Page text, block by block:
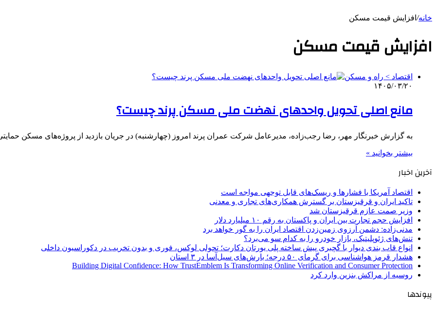
خانه/ افزایش قیمت مسکن
افزایش قیمت مسکن
اقتصاد > راه و مسکن
۱۴۰۵/۰۳/۲۰
مانع اصلی تحویل واحدهای نهضت ملی مسکن پرند چیست؟
به گزارش خبرنگار مهر، رضا رجب‌زاده، مدیرعامل شرکت عمران پرند امروز (چهارشنبه) در جریان بازدید از پروژه‌های مسکن
بیشتر بخوانید »
آخرین اخبار
اقتصاد آمریکا با فشارها و ریسک‌های قابل توجهی مواجه است
تاکید ایران و قرقیزستان بر گسترش همکاری‌های تجاری و معدنی
وزیر صمت عازم قرقیزستان شد
افزایش حجم تجارت بین ایران و پاکستان به رقم ۱۰ میلیارد دلار
مدنی‌زاده: دشمن آرزوی زمین‌زدن اقتصاد ایران را به گور خواهد برد
تنش‌های ژئوپلیتیک، بازار خودرو را به کدام سو می‌برد؟
انواع قاب بندی دیوار با گچبری پیش ساخته پلی یورتان دکارت؛ تحولی لوکس، فوری و بدون تخریب در دکوراسیون داخلی
هشدار قرمز هواشناسی برای گرمای ۵۰ درجه؛ بارش‌های سیل‌آسا در ۳ استان
Building Digital Confidence: How TrustEmblem Is Transforming Online Verification and Consumer Protection
روسیه از مراکش بنزین وارد کرد
پیوندها